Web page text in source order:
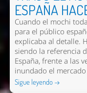
ESPAÑA
Cuando el mochi
para el público
explicaba al detalle.
siendo la referencia
España, frente a las
inundado el
Sigue leyendo →